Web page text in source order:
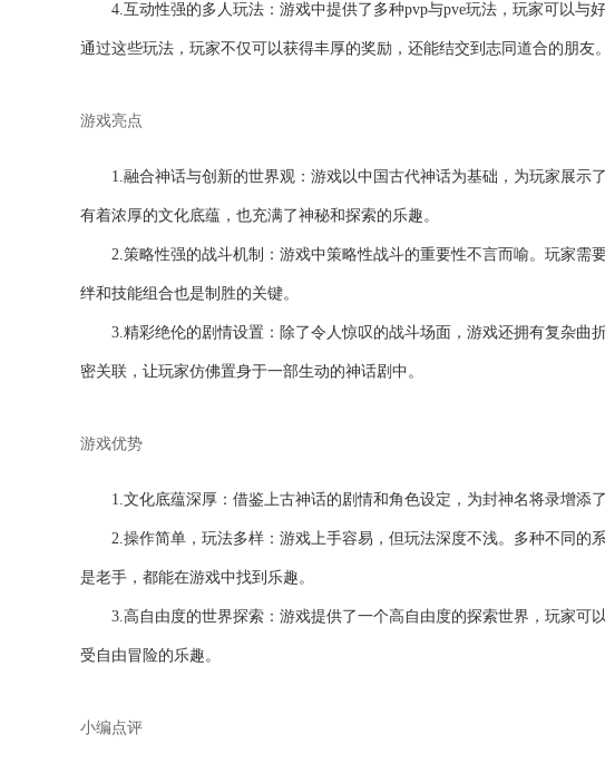
4.互动性强的多人玩法：游戏中提供了多种pvp与pve玩法，玩家可以与
通过这些玩法，玩家不仅可以获得丰厚的奖励，还能结交到志同道合的朋友。
游戏亮点
1.融合神话与创新的世界观：游戏以中国古代神话为基础，为玩家展示
有着浓厚的文化底蕴，也充满了神秘和探索的乐趣。
2.策略性强的战斗机制：游戏中策略性战斗的重要性不言而喻。玩家需
绊和技能组合也是制胜的关键。
3.精彩绝伦的剧情设置：除了令人惊叹的战斗场面，游戏还拥有复杂曲
密关联，让玩家仿佛置身于一部生动的神话剧中。
游戏优势
1.文化底蕴深厚：借鉴上古神话的剧情和角色设定，为封神名将录增添
2.操作简单，玩法多样：游戏上手容易，但玩法深度不浅。多种不同的
是老手，都能在游戏中找到乐趣。
3.高自由度的世界探索：游戏提供了一个高自由度的探索世界，玩家可
受自由冒险的乐趣。
小编点评